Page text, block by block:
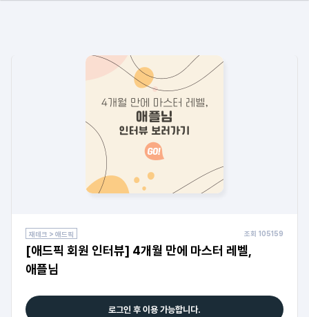
재테크 > 애드픽 조회 105159
[애드픽 회원 인터뷰] 4개월 만에 마스터 레벨,
애플님
로그인 후 이용 가능합니다.